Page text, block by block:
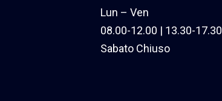
Lun – Ven
08.00-12.00 | 13.30-17.30
Sabato Chiuso